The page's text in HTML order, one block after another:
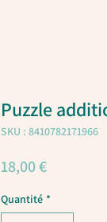
Puzzle
SKU : 8410782171966
18,00 €Prix
Quantité *